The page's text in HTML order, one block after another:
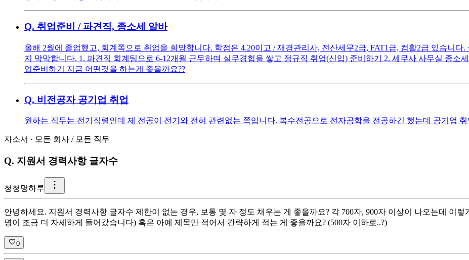
Q. 취업준비 / 파견직, 종소세 알바
올해 2월에 졸업했고, 회계쪽으로 취업을 희망합니다. 학점은 4.20이고 / 재경관리사, 전산세무2급, FAT1급, 컴활2급 있습니
지 막막합니다. 1. 파견직 회계팀으로 6-12개월 근무하며 실무경험을 쌓고 정규직 취업(신입) 준비하기 2. 세무사 사무실 종소
업준비하기 지금 어떤것을 하는게 좋을까요??
Q. 비전공자 공기업 취업
원하는 직무는 전기직렬인데 제 전공이 전기와 전혀 관련없는 쪽입니다. 복수전공으로 전자공학을 전공하긴 했는데 공기업
자소서 · 모든 회사 / 모든 직무
Q. 지원서 경력사항 글자수
청청명하루
안녕하세요. 지원서 경력사항 글자수 제한이 없는 경우, 보통 몇 자 정도 채우는 게 좋을까요? 각 700자, 900자 이상이 나오는데 이
명이 조금 더 자세하게 들어갔습니다) 혹은 아예 제목만 적어서 간략하게 적는 게 좋을까요? (500자 이하로..?)
0